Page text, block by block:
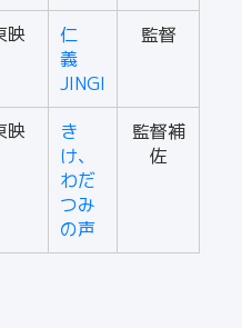
映
仁
義
JINGI
監督
映
き
け、
わだ
つみ
の声
監督補
佐